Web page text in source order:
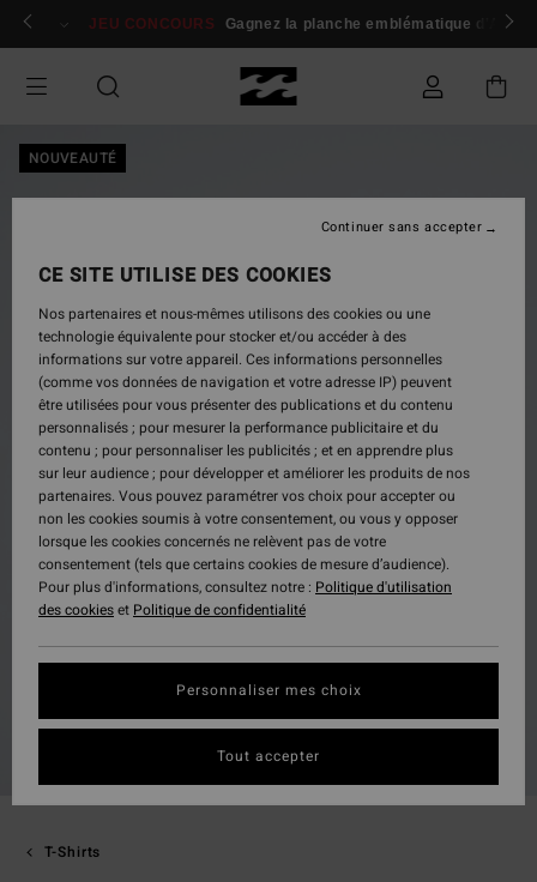
Passer
Se connecter / s'inscrire
JEU CONCOURS Gagnez la planche emblématique d'Andy
NOUVEAUTÉ
T-Shirts
CE SITE UTILISE DES COOKIES
Nos partenaires et nous-mêmes utilisons des cookies ou une
technologie équivalente pour stocker et/ou accéder à des
informations sur votre appareil. Ces informations personnelles
(comme vos données de navigation et votre adresse IP) peuvent
être utilisées pour vous présenter des publications et du contenu
personnalisés ; pour mesurer la performance publicitaire et du
contenu ; pour personnaliser les publicités ; et en apprendre plus
sur leur audience ; pour développer et améliorer les produits de nos
partenaires. Vous pouvez paramétrer vos choix pour accepter ou
non les cookies soumis à votre consentement, ou vous y opposer
lorsque les cookies concernés ne relèvent pas de votre
consentement (tels que certains cookies de mesure d’audience).
Pour plus d'informations, consultez notre : Politique d'utilisation
des cookieset Politique de confidentialité
Personnaliser mes choix
Continuer sans accepter
Tout accepter